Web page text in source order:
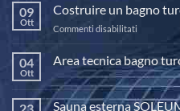
09
Ott
Costruire un bagno
Commenti disabilitati
Costruire
bagno
turco
da
04
Ott
Area tecnica bagno
Nessun
commento
su
Area
Sauna esterna